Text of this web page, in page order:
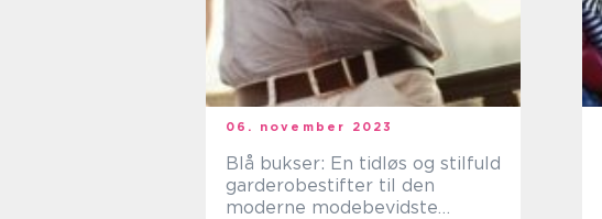
06. november 2023
Blå bukser: En tidløs og stilfuld
garderobestifter til den
moderne modebevidste